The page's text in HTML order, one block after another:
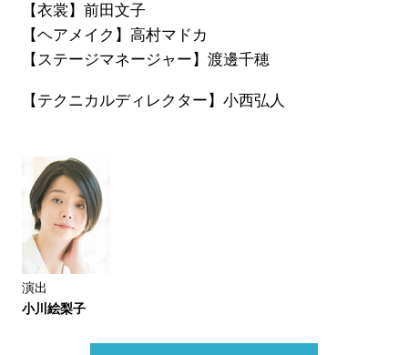
【衣裳】前田文子
【ヘアメイク】高村マドカ
【ステージマネージャー】渡邊千穂
【テクニカルディレクター】小西弘人
演出
小川絵梨子